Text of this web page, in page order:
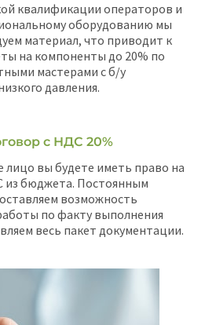
квалификации операторов и
оборудованию мы
материал, что приводит к
на компоненты до 20% по
мастерами с б/у
давления.
с НДС 20%
лицо вы будете иметь право на
бюджета. Постоянным
возможность
по факту выполнения
весь пакет документации.